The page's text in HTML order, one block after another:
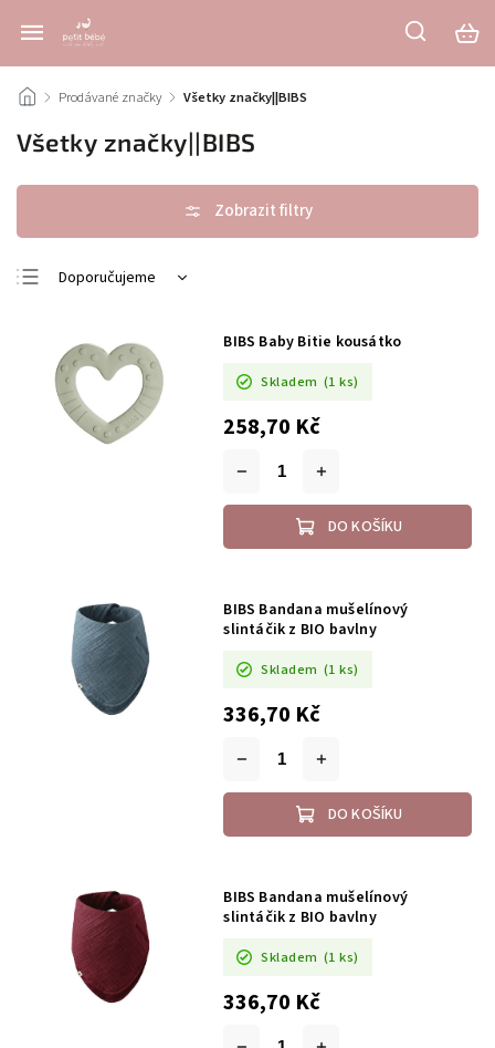
/ Prodávané značky / Všetky značky||BIBS
Všetky značky||BIBS
Doporučujeme
Nejdražší
Nejprodávanější
Abecedně
BIBS Baby Bitie kousátko
Skladem (1 ks)
258,70 Kč
DO KOŠÍKU
BIBS Bandana mušelínový
slintáčik z BIO bavlny
Skladem (1 ks)
336,70 Kč
DO KOŠÍKU
BIBS Bandana mušelínový
slintáčik z BIO bavlny
Skladem (1 ks)
336,70 Kč